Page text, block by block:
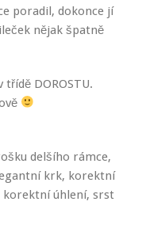
poradil, dokonce jí
nějak špatně
třídě DOROSTU.
delšího rámce,
krk, korektní
úhlení, srst